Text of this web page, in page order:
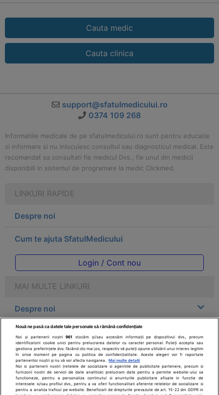
Cauta medic
Cauta clinica
support@sfatulmedicului.ro
0374 109 268
Informatiile medicale de pe sfatulmedicului.ro sunt pentru educatie
si informare si nu inlocuiesc consultul sau diagnosticul medical. Este
recomandat sa consultati fie medicul Dvs., fie unul din medicii
disponibili in sistemul de programare la medic Clickmed.
LINKURI RAPIDE
Despre noi
Cum te ajuta SfatulMedicului
Login / Cont nou
MAI MULTE LINKURI
Despre noi
Legal
Drepturile consumatorului
Parteneri
Nouă ne pasă ca datele tale personale să rămână confidențiale
Noi și partenerii noștri961
stocăm și/sau accesăm informații pe dispozitivul dvs., precum
identificatorii cookie unici pentru prelucrarea datelor cu caracter personal. Puteți accepta sau
gestiona preferințele dvs. făcând clic mai jos, respectiv vă puteți opune utilizării unui interes legitim
în orice moment pe pagina cu politica de confidențialitate. Aceste alegeri vor fi raportate
partenerilor noștri și nu vă vor afecta navigarea.
Mai multe detalii
Noi si partenerii nostri (retelele de socializare si agentiile de publicitate partenere, precum si
furnizorii nostri de servicii de date analitice) prelucram date pentru a permite website-ului sa
functioneze, pentru a personaliza continutul si anunturile publicitare afisate in functie de
interesele si/sau profilul dvs., pentru a va oferi functionalitati aferente retelelor de socializare si
pentru a analiza traficul pe website. Beneficiati de drepturile prevazute de art. 15-22 din GDPR in